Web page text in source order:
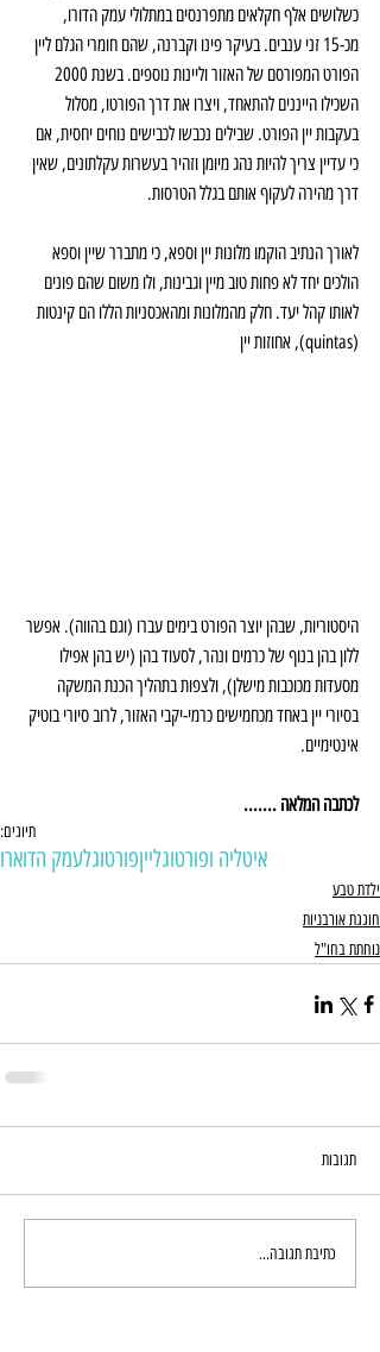
כשלושים אלף חקלאים מתפרנסים במתלולי עמק הדורו,
מכ-15 זני ענבים. בעיקר פינו וקברנה, שהם חומרי הגלם ליין
השכילו הייננים להתאחד, ויצרו את דרך הפורטו, מסלול
בעקבות יין הפורט. שבילים נכבשו לכבישים נוחים יחסית, אם
כי עדיין צריך להיות נהג מיומן וזהיר בעשרות עקלתונים, שאין
דרך מהירה לעקוף אותם בגלל הטרסות.
לאורך הנתיב הוקמו מלונות יין וספא, כי מתברר שיין וספא
הולכים יחד לא פחות טוב מיין וגבינות, ולו משום שהם פונים
לאותו קהל יעד. חלק מהמלונות ומהאכסניות הללו הם קינטות
(quintas), אחוזות יין
היסטוריות, שבהן יוצר הפורט בימים עברו (וגם בהווה). אפשר
ללון בהן בנוף של כרמים ונהר, לסעוד בהן (יש בהן אפילו
מסעדות מכוכבות מישלן), ולצפות בתהליך הכנת המשקה
בסיורי יין באחד מכחמישים כרמי-יקבי האזור, לרוב סיורי בוטיק
אינטימיים.
לכתבה המלאה .......
תיוגים:
איטליה ופורטוגלייןפורטוגלעמק הדוארו
ילדת טבע
חוגגת אורבניות
נוחתת בחו"ל
תגובות
כתיבת תגובה...